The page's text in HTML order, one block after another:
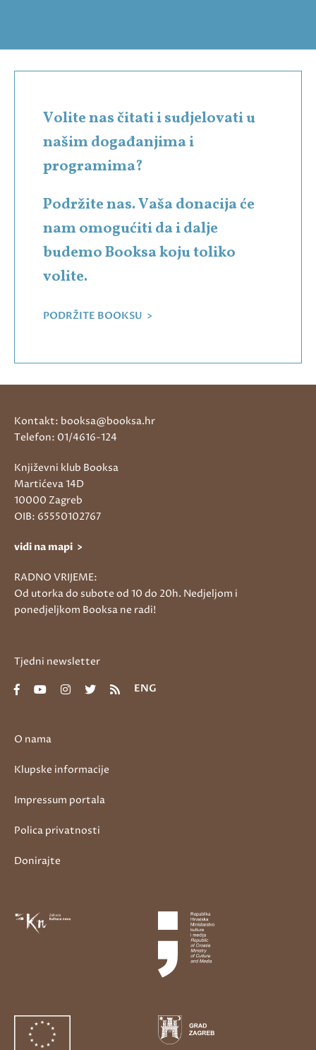
Volite nas čitati i sudjelovati u
našim događanjima i
programima?
Podržite nas. Vaša donacija će
nam omogućiti da i dalje
budemo Booksa koju toliko
volite.
PODRŽITE BOOKSU >
O nama
Klupske informacije
Impressum portala
Polica privatnosti
Donirajte
Kontakt: booksa@booksa.hr
Telefon: 01/4616-124
Književni klub Booksa
Martićeva 14D
10000 Zagreb
OIB: 65550102767
vidi na mapi >
RADNO VRIJEME:
Od utorka do subote od 10 do 20h. Nedjeljom i
ponedjeljkom Booksa ne radi!
Tjedni newsletter
ENG